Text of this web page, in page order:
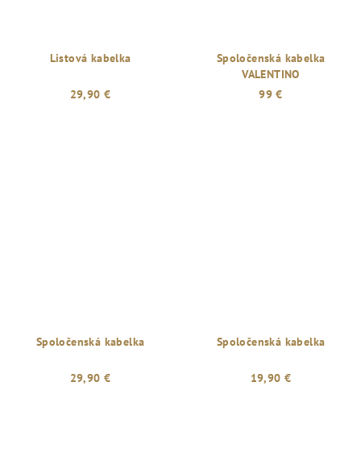
Listová kabelka
29,90 €
Spoločenská kabelka
VALENTINO
99 €
Spoločenská kabelka
29,90 €
Spoločenská kabelka
19,90 €